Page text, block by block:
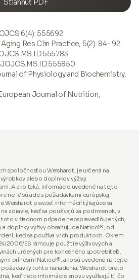
Stiahnuť PDF
6(4): 555692
Res Clin Practice, 5(2): 84- 92
JOJCS.MS.ID.555850
of Physiology and Biochemistry,
Journal of Nutrition,
spoločnosťou Weishardt, je určená na
alebo doplnkov výživy
A ako taká, informácie uvedené na tejto
ne. V súlade s požiadavkami európskej
Weishardt pravosť informácií týkajúce sa
zdravie, keď sa používajú za podmienok, v
v žiadnom prípade neospravedlňuje tých,
a doplnky výživy obsahujúce Naticol®, od
keď sa používa v ich produktoch. Okrem
2006/ES rámcuje použitie výživových a
určených pre konečného spotrebiteľa.
prínosmi Naticol®, ako sú uvedené na tejto
tohto nariadenia. Weishardt preto
keď tieto informácie znovu využívajú tí, čo